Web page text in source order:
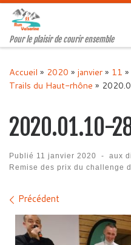
Passer au contenu
Pour le plaisir de courir ensemble
Accueil » 2020 » janvier» 11 »
Trails du Haut-rhône »
2020.01.10-
Publié 11 janvier 2020 - aux
Remise des prix du challenge
Navigation des
Précédent